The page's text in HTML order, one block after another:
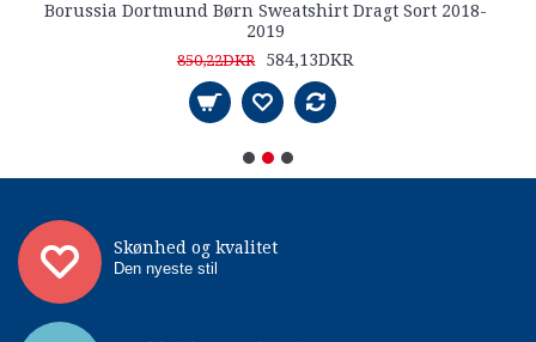
Borussia Dortmund Børn Sweatshirt Dragt Sort 2018-
2019
850,22DKR 584,13DKR
Skønhed og kvalitet
Den nyeste stil